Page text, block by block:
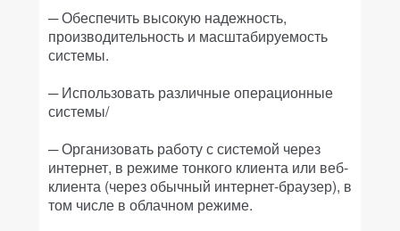
─ Обеспечить высокую надежность,
производительность и масштабируемость
системы.
─ Использовать различные операционные
системы/
─ Организовать работу с системой через
интернет, в режиме тонкого клиента или веб-
клиента (через обычный интернет-браузер), в
том числе в облачном режиме.